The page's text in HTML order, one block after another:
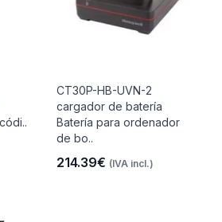
CT30P-HB-UVN-2
cargador de batería
Batería para ordenador
de bo..
214.39€ (IVA incl.)